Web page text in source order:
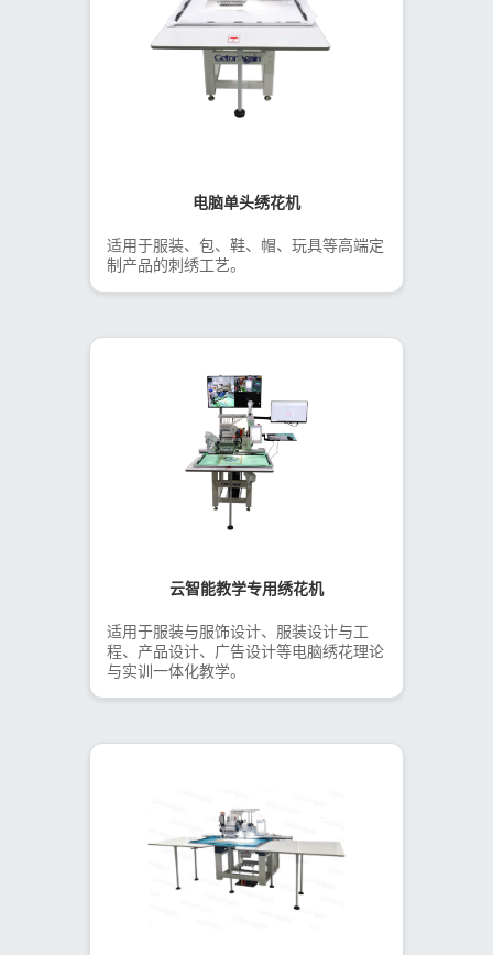
电脑单头绣花机
适用于服装、包、鞋、帽、玩具等高端定
制产品的刺绣工艺。
云智能教学专用绣花机
适用于服装与服饰设计、服装设计与工
程、产品设计、广告设计等电脑绣花理论
与实训一体化教学。